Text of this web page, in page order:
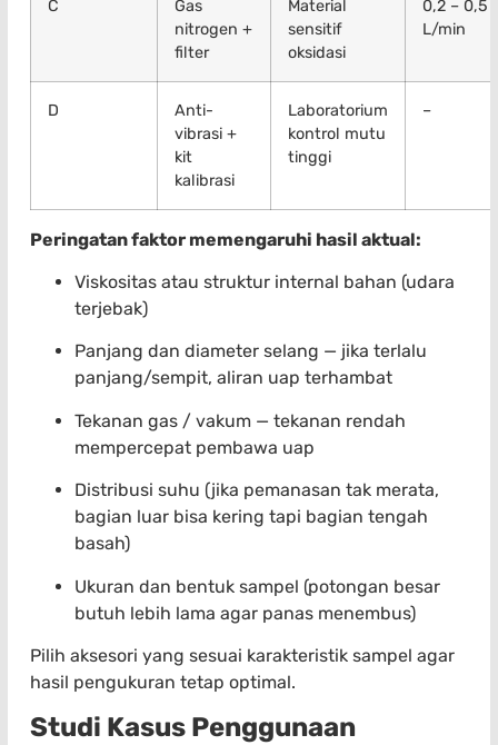
C
Gas
nitrogen +
filter
Material
sensitif
oksidasi
0,2 – 0,5
L/min
D
Anti-
vibrasi +
kit
kalibrasi
Laboratorium
kontrol mutu
tinggi
–
Peringatan faktor memengaruhi hasil aktual:
Viskositas atau struktur internal bahan (udara
terjebak)
Panjang dan diameter selang — jika terlalu
panjang/sempit, aliran uap terhambat
Tekanan gas / vakum — tekanan rendah
mempercepat pembawa uap
Distribusi suhu (jika pemanasan tak merata,
bagian luar bisa kering tapi bagian tengah
basah)
Ukuran dan bentuk sampel (potongan besar
butuh lebih lama agar panas menembus)
Pilih aksesori yang sesuai karakteristik sampel agar
hasil pengukuran tetap optimal.
Studi Kasus Penggunaan